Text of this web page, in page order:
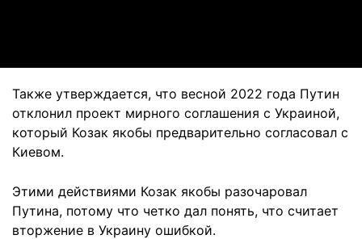
Также утверждается, что весной 2022 года Путин
отклонил проект мирного соглашения с Украиной,
который Козак якобы предварительно согласовал с
Киевом.
Этими действиями Козак якобы разочаровал
Путина, потому что четко дал понять, что считает
вторжение в Украину ошибкой.